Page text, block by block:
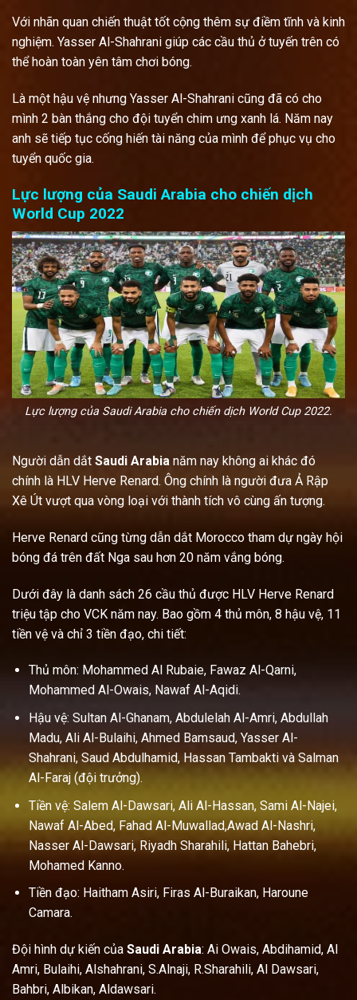
Với nhãn quan chiến thuật tốt cộng thêm sự điềm tĩnh và kinh
nghiệm. Yasser Al-Shahrani giúp các cầu thủ ở tuyến trên có
thể hoàn toàn yên tâm chơi bóng.
Là một hậu vệ nhưng Yasser Al-Shahrani cũng đã có cho
mình 2 bàn thắng cho đội tuyển chim ưng xanh lá. Năm nay
anh sẽ tiếp tục cống hiến tài năng của mình để phục vụ cho
tuyển quốc gia.
Lực lượng của Saudi Arabia cho chiến dịch
World Cup 2022
Lực lượng của Saudi Arabia cho chiến dịch World Cup 2022.
Người dẫn dắt Saudi Arabia năm nay không ai khác đó
chính là HLV Herve Renard. Ông chính là người đưa Ả Rập
Xê Út vượt qua vòng loại với thành tích vô cùng ấn tượng.
Herve Renard cũng từng dẫn dắt Morocco tham dự ngày hội
bóng đá trên đất Nga sau hơn 20 năm vắng bóng.
Dưới đây là danh sách 26 cầu thủ được HLV Herve Renard
triệu tập cho VCK năm nay. Bao gồm 4 thủ môn, 8 hậu vệ, 11
tiền vệ và chỉ 3 tiền đạo, chi tiết:
Thủ môn: Mohammed Al Rubaie, Fawaz Al-Qarni,
Mohammed Al-Owais, Nawaf Al-Aqidi.
Hậu vệ: Sultan Al-Ghanam, Abdulelah Al-Amri, Abdullah
Madu, Ali Al-Bulaihi, Ahmed Bamsaud, Yasser Al-
Shahrani, Saud Abdulhamid, Hassan Tambakti và Salman
Al-Faraj (đội trưởng).
Tiền vệ: Salem Al-Dawsari, Ali Al-Hassan, Sami Al-Najei,
Nawaf Al-Abed, Fahad Al-Muwallad,Awad Al-Nashri,
Nasser Al-Dawsari, Riyadh Sharahili, Hattan Bahebri,
Mohamed Kanno.
Tiền đạo: Haitham Asiri, Firas Al-Buraikan, Haroune
Camara.
Đội hình dự kiến của Saudi Arabia: Ai Owais, Abdihamid, Al
Amri, Bulaihi, Alshahrani, S.Alnaji, R.Sharahili, Al Dawsari,
Bahbri, Albikan, Aldawsari.